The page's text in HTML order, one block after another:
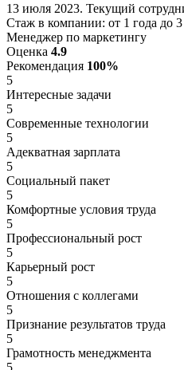
13 июля 2023. Текущий
Стаж в компании: от 1 года до
Менеджер по маркетингу
Оценка 4.9
Рекомендация 100%
5
Интересные задачи
5
Современные технологии
5
Адекватная зарплата
5
Социальный пакет
5
Комфортные условия труда
5
Профессиональный рост
5
Карьерный рост
5
Отношения с коллегами
5
Признание результатов труда
5
Грамотность менеджмента
5